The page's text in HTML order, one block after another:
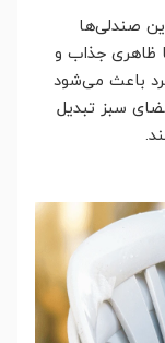
صندلی‌ها
ظاهری جذاب و
باعث می‌شود
سبز تبدیل